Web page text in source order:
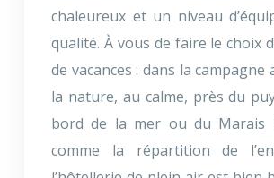
chaleureux et un niveau
qualité. À vous de faire le choix
de vacances : dans la campagne
la nature, au calme, près du
bord de la mer ou du Marais
comme la répartition de